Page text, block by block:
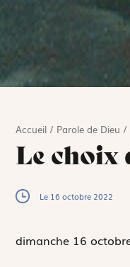
Accueil / Parole de Dieu /
Le choix
Le 16 octobre 2022
dimanche 16